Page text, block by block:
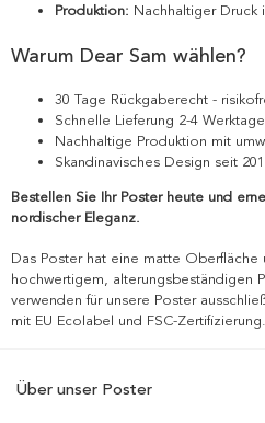
Produktion: Nachhaltiger Druck
Warum Dear Sam wählen?
30 Tage Rückgaberecht -
Schnelle Lieferung 2-4 Werktage
Nachhaltige Produktion mit
Skandinavisches Design seit
Bestellen Sie Ihr Poster heute und
nordischer Eleganz.
Das Poster hat eine matte Oberfläche
hochwertigem, alterungsbeständigen
verwenden für unsere Poster
mit EU Ecolabel und FSC-Zertifizierung.
Über unser Poster